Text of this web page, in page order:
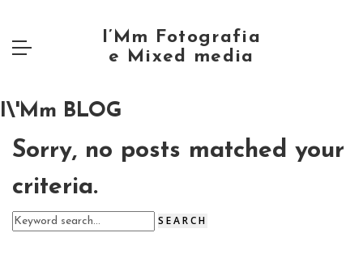
I\'Mm BLOG
Sorry, no posts matched your
criteria.